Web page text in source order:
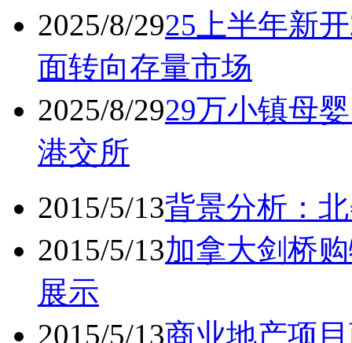
2025/8/2925上半年新
面转向存量市场
2025/8/2929万小镇母
港交所
2015/5/13背景分析：
2015/5/13加拿大剑桥
展示
2015/5/13商业地产项